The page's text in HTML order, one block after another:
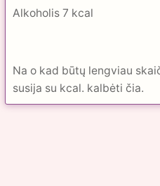
Alkoholis 7 kcal
Na o kad būtų lengviau
susija su kcal. kalbėti čia.